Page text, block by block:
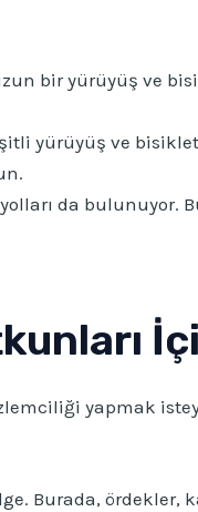
bir yürüyüş ve
yürüyüş ve
da bulunuyor.
yapmak
Burada, ördekler,